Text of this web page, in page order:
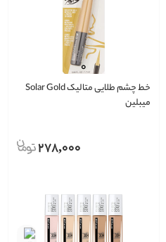
خط چشم طلایی متالیک Solar Gold
میبلین
278,000